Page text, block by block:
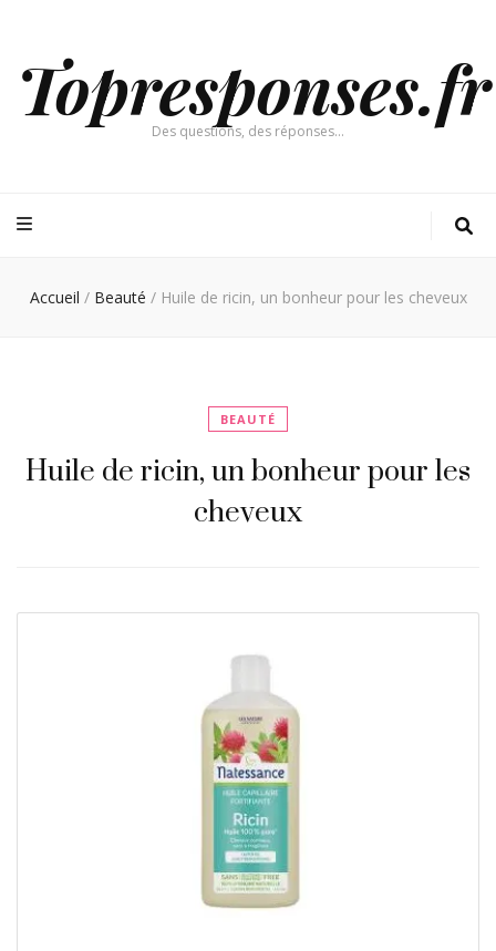
Topresponses.fr
Des questions, des réponses…
Accueil / Beauté / Huile de ricin, un bonheur pour les cheveux
BEAUTÉ
Huile de ricin, un bonheur pour les
cheveux